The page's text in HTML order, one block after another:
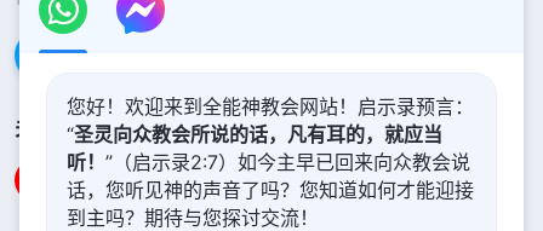
通过Messenger联系我们
关注我们
您好！欢迎来到全能神教会网站！启示录预言：
“圣灵向众教会所说的话，凡有耳的，就应当
听！ ”（启示录2:7）如今主早已回来向众教会说
话，您听见神的声音了吗？您知道如何才能迎接
到主吗？期待与您探讨交流！